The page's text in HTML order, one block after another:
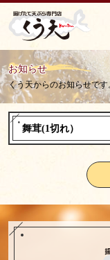
お知らせ
くう天からのお知らせです
舞茸(1切れ）